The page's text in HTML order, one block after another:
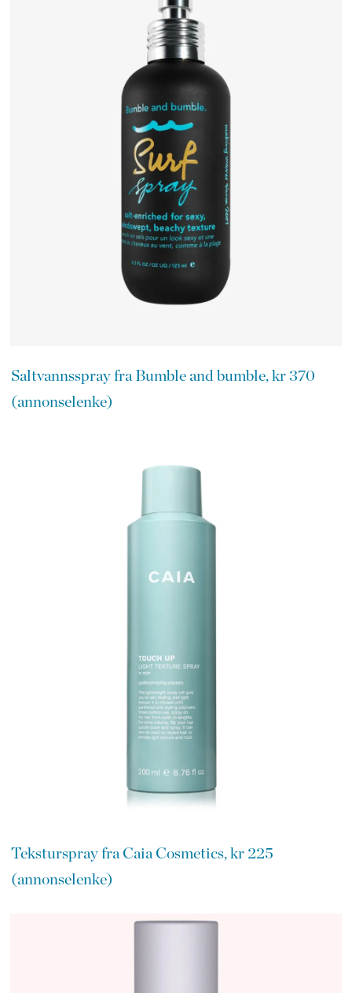
Saltvannsspray fra Bumble and bumble, kr 370
(annonselenke)
Teksturspray fra Caia Cosmetics, kr 225
(annonselenke)